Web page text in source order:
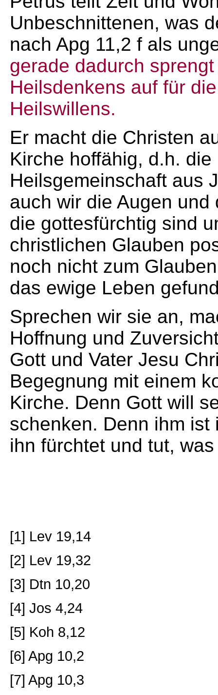
Unbeschnittenen, was
nach Apg 11,2 f als
gerade dadurch
Heilsdenkens auf für
Heilswillens.
Er macht die Christen
Kirche hoffähig, d.h.
Heilsgemeinschaft aus
auch wir die Augen
die gottesfürchtig sind
christlichen Glauben
noch nicht zum
das ewige Leben
Sprechen wir sie an,
Hoffnung und
Gott und Vater Jesu
Begegnung mit einem
Kirche. Denn Gott will
schenken. Denn ihm ist
ihn fürchtet und tut,
[1] Lev 19,14
[2] Lev 19,32
[3] Dtn 10,20
[4] Jos 4,24
[5] Koh 8,12
[6] Apg 10,2
[7] Apg 10,3